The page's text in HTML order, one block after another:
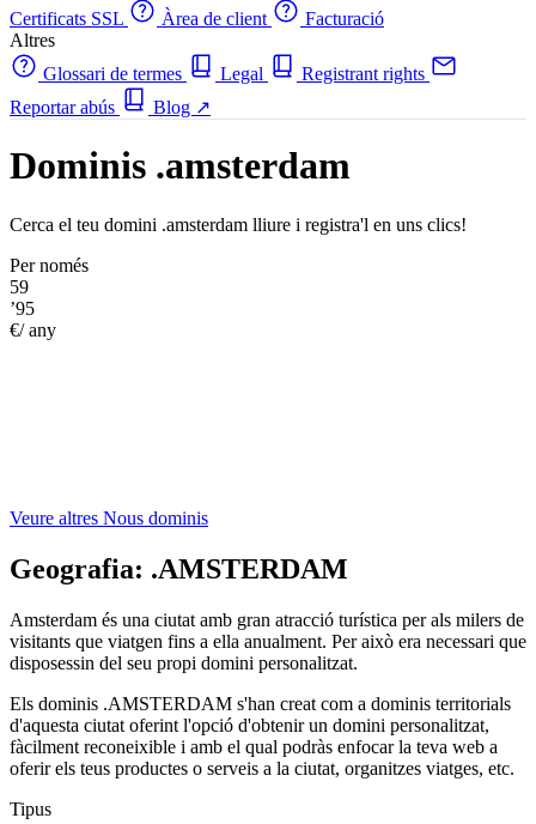
Certificats SSL
Àrea de client
Facturació
Altres
Glossari de termes
Legal
Registrant rights
Reportar abús
Blog ↗
Dominis .amsterdam
Cerca el teu domini .amsterdam lliure i registra'l en uns clics!
Per només
59
’95
€/ any
Veure altres Nous dominis
Geografia: .AMSTERDAM
Amsterdam és una ciutat amb gran atracció turística per als milers de
visitants que viatgen fins a ella anualment. Per això era necessari que
disposessin del seu propi domini personalitzat.
Els dominis .AMSTERDAM s'han creat com a dominis territorials
d'aquesta ciutat oferint l'opció d'obtenir un domini personalitzat,
fàcilment reconeixible i amb el qual podràs enfocar la teva web a
oferir els teus productes o serveis a la ciutat, organitzes viatges, etc.
Tipus